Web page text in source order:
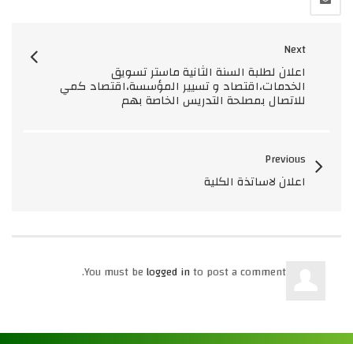
Next
اعلان لطلبة السنة الثانية ماستر تسويق
الخدمات،اقتصاد و تسيير المؤسسة،اقتصاد كمي
للاتصال بمصلحة التدريس الخاصة بهم
Previous
اعلان لاساتذة الكلية
You must belogged into post a comment.